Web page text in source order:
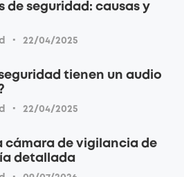
de seguridad: causas y
· 22/04/2025
tienen un audio
· 22/04/2025
cámara de vigilancia de
detallada